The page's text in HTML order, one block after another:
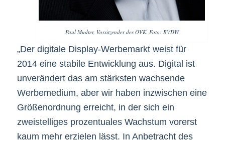
Paul Mudter, Vorsitzender des OVK. Foto: BVDW
„Der digitale Display-Werbemarkt weist für
2014 eine stabile Entwicklung aus. Digital ist
unverändert das am stärksten wachsende
Werbemedium, aber wir haben inzwischen eine
Größenordnung erreicht, in der sich ein
zweistelliges prozentuales Wachstum vorerst
kaum mehr erzielen lässt. In Anbetracht des